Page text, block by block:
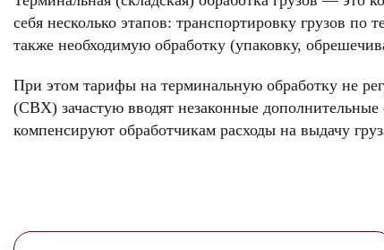
себя несколько этапов: транспортировку грузов
также необходимую обработку (упаковку,
При этом тарифы на терминальную обработку не
(СВХ) зачастую вводят незаконные
компенсируют обработчикам расходы на выдачу